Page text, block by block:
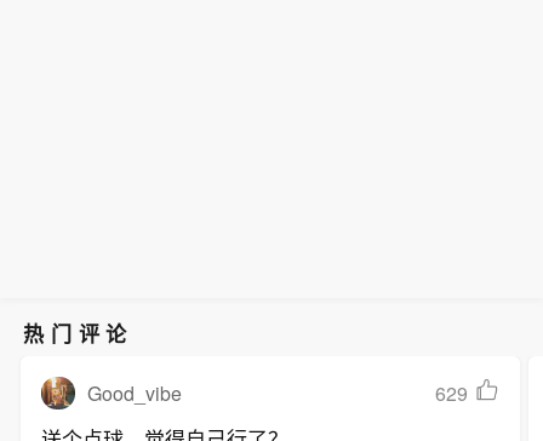
热门评论
Good_vibe 629